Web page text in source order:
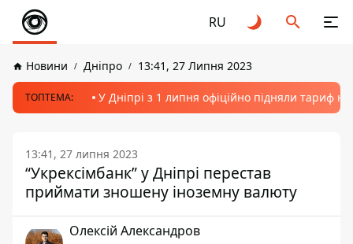
RU
Новини Дніпро 13:41, 27 Липня 2023
ТОПТЕМА: У Дніпрі з 1 липня офіційно підняли тариф
13:41, 27 липня 2023
“Укрексімбанк” у Дніпрі перестав
приймати зношену іноземну валюту
Олексій Александров